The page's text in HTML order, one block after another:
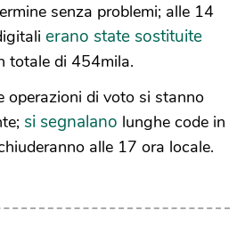
senza problemi; alle 14
erano state sostituite
totale di 454mila.
operazioni di voto si stanno
si segnalano lunghe code in
alle 17 ora locale.